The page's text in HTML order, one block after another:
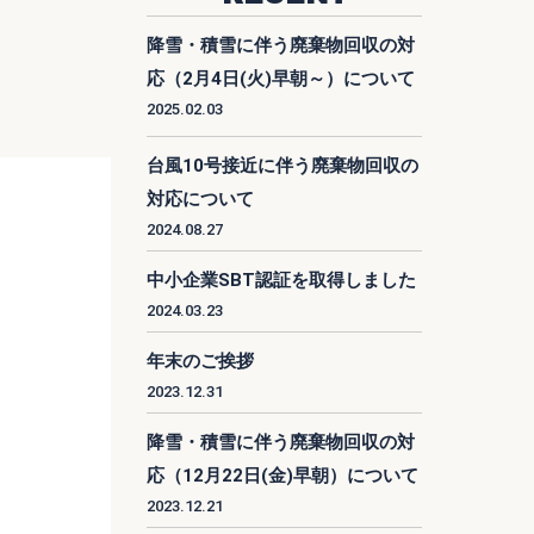
降雪・積雪に伴う廃棄物回収の対
応（2月4日(火)早朝～）について
2025.02.03
台風10号接近に伴う廃棄物回収の
対応について
2024.08.27
中小企業SBT認証を取得しました
2024.03.23
年末のご挨拶
2023.12.31
降雪・積雪に伴う廃棄物回収の対
応（12月22日(金)早朝）について
2023.12.21